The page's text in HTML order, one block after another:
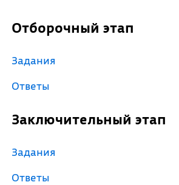
Отборочный этап
Задания
Ответы
Заключительный этап
Задания
Ответы